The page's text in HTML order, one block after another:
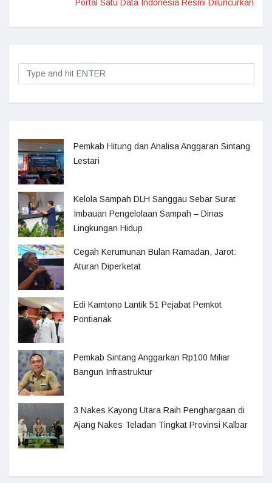
Portal Satu Data Indonesia Resmi Diluncurkan
Pemkab Hitung dan Analisa Anggaran Sintang
Lestari
Kelola Sampah DLH Sanggau Sebar Surat
Imbauan Pengelolaan Sampah – Dinas
Lingkungan Hidup
Cegah Kerumunan Bulan Ramadan, Jarot:
Aturan Diperketat
Edi Kamtono Lantik 51 Pejabat Pemkot
Pontianak
Pemkab Sintang Anggarkan Rp100 Miliar
Bangun Infrastruktur
3 Nakes Kayong Utara Raih Penghargaan di
Ajang Nakes Teladan Tingkat Provinsi Kalbar